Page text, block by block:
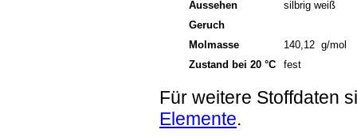
Aussehen
silbrig weiß
Geruch
Molmasse
140,12 g/mol
Zustand bei 20 °C
fest
Für weitere Stoffdaten
Elemente.